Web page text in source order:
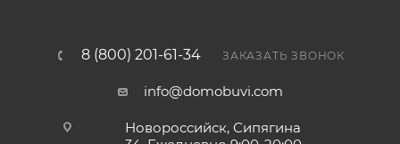
8 (800) 201-61-34 ЗАКАЗАТЬ ЗВОНОК
info@domobuvi.com
Новороссийск, Сипягина